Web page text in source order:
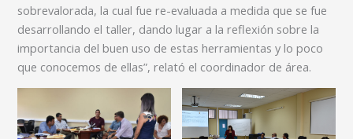
sobrevalorada, la cual fue re-evaluada a medida que se fue
desarrollando el taller, dando lugar a la reflexión sobre la
importancia del buen uso de estas herramientas y lo poco
que conocemos de ellas”, relató el coordinador de área.